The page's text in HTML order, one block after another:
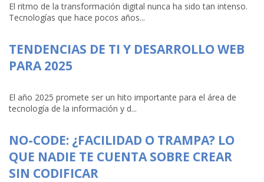
El ritmo de la transformación digital nunca ha sido tan intenso.
Tecnologías que hace pocos años...
TENDENCIAS DE TI Y DESARROLLO WEB
PARA 2025
El año 2025 promete ser un hito importante para el área de
tecnología de la información y d...
NO-CODE: ¿FACILIDAD O TRAMPA? LO
QUE NADIE TE CUENTA SOBRE CREAR
SIN CODIFICAR